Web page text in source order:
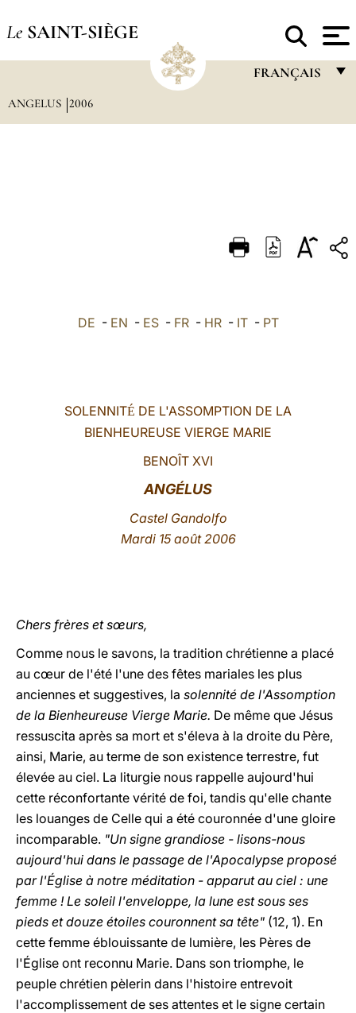
Le SAINT-SIÈGE
FRANÇAIS
DEUTSCH
العربيّة
ANGELUS 2006
DE - EN - ES- FR- HR- IT- PT
SOLENNITÉ DE L'ASSOMPTION DE LA
BIENHEUREUSE VIERGE MARIE
BENOÎT XVI
ANGÉLUS
Castel Gandolfo
Mardi 15 août 2006
Chers frères et sœurs,
Comme nous le savons, la tradition chrétienne a placé
au cœur de l'été l'une des fêtes mariales les plus
anciennes et suggestives, la solennité de l'Assomption
de la Bienheureuse Vierge Marie. De même que Jésus
ressuscita après sa mort et s'éleva à la droite du Père,
ainsi, Marie, au terme de son existence terrestre, fut
élevée au ciel. La liturgie nous rappelle aujourd'hui
cette réconfortante vérité de foi, tandis qu'elle chante
les louanges de Celle qui a été couronnée d'une gloire
incomparable. "Un signe grandiose - lisons-nous
aujourd'hui dans le passage de l'Apocalypse proposé
par l'Église à notre méditation - apparut au ciel : une
femme ! Le soleil l'enveloppe, la lune est sous ses
pieds et douze étoiles couronnent sa tête" (12, 1). En
cette femme éblouissante de lumière, les Pères de
l'Église ont reconnu Marie. Dans son triomphe, le
peuple chrétien pèlerin dans l'histoire entrevoit
l'accomplissement de ses attentes et le signe certain